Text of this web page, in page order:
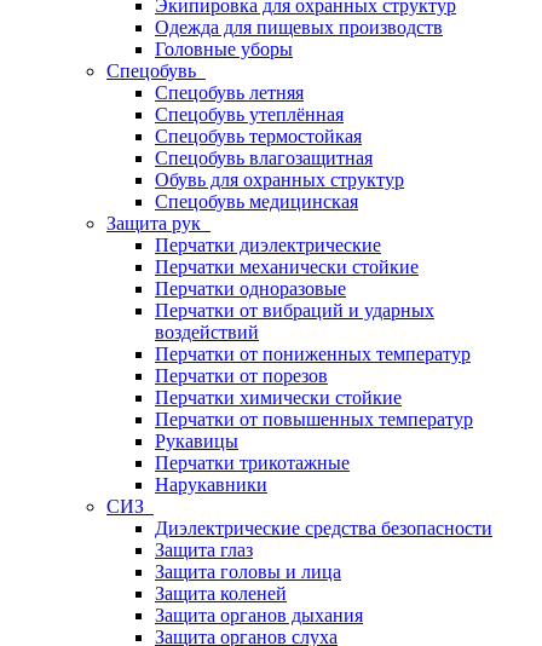
Экипировка для охранных структур
Одежда для пищевых производств
Головные уборы
Спецобувь
Спецобувь летняя
Спецобувь утеплённая
Спецобувь термостойкая
Спецобувь влагозащитная
Обувь для охранных структур
Спецобувь медицинская
Защита рук
Перчатки диэлектрические
Перчатки механически стойкие
Перчатки одноразовые
Перчатки от вибраций и ударных
воздействий
Перчатки от пониженных температур
Перчатки от порезов
Перчатки химически стойкие
Перчатки от повышенных температур
Рукавицы
Перчатки трикотажные
Нарукавники
СИЗ
Диэлектрические средства безопасности
Защита глаз
Защита головы и лица
Защита коленей
Защита органов дыхания
Защита органов слуха